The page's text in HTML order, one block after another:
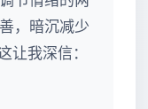
，暗沉减少
让我深信：